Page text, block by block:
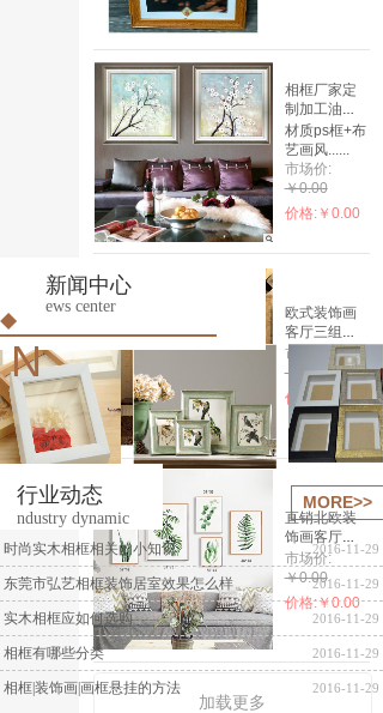
市场价:
价格:￥0.00
订造创意简
7......
市场价:
价格:￥0.00
加载更多
相框厂家定
制加工油
画......
材质ps框+布
艺画风......
市场价:
￥0.00
价格:￥0.00
欧式装饰画
客厅三组
合......
市场价:
￥0.00
价格:￥0.00
直销北欧装
饰画客厅
现......
市场价:
￥0.00
价格:￥0.00
加载更多
新闻中心
N
ews center
行业动态
I
ndustry dynamic
MORE>>
时尚实木相框相关的小知识 2016-11-29
东莞市弘艺相框装饰居室效果怎么样 2016-11-29
实木相框应如何选购 2016-11-29
相框有哪些分类 2016-11-29
相框|装饰画|画框悬挂的方法 2016-11-29